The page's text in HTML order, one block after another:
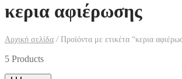
κερια αφιέρωσης
Αρχική σελίδα /Προϊόντα με ετικέτα “κερια
5 Products